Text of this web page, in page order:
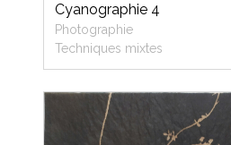
Cyanographie 4
Photographie
Techniques mixtes